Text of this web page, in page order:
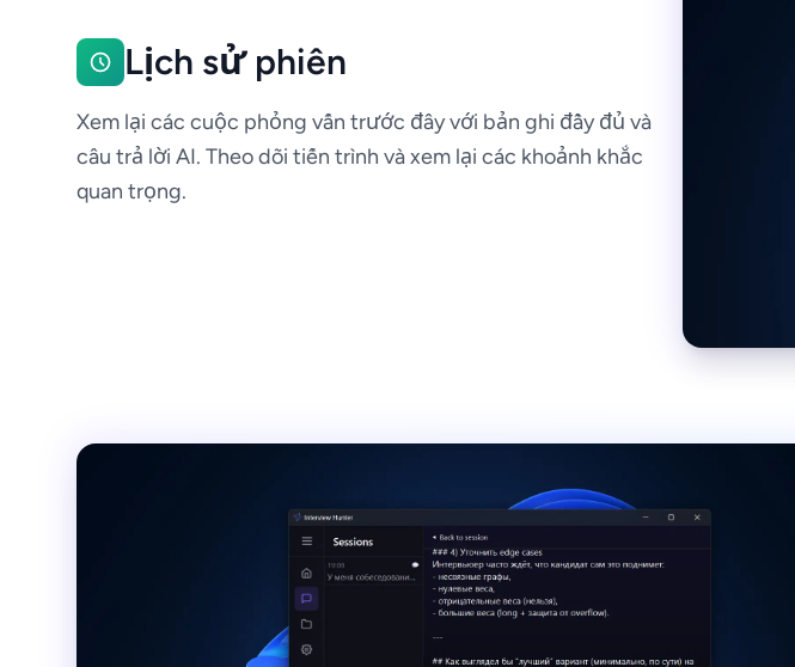
Lịch sử phiên
Xem lại các cuộc phỏng vấn trước đây với bản ghi đầy đủ và
câu trả lời AI. Theo dõi tiến trình và xem lại các khoảnh khắc
quan trọng.